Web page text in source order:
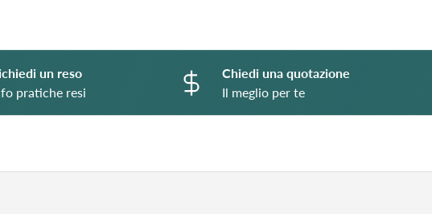
un reso
pratiche resi
Chiedi una quotazione
Il meglio per te